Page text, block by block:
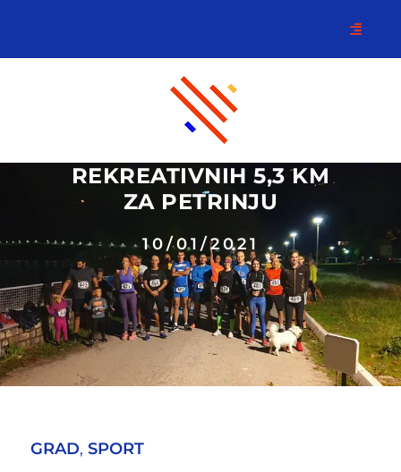
REKREATIVNIH 5,3 KM
ZA PETRINJU
10/01/2021
GRAD, SPORT